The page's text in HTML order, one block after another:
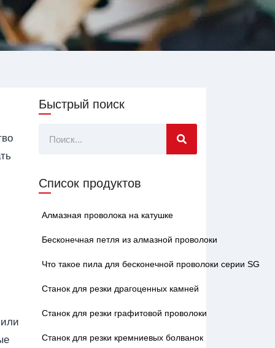
Быстрый поиск
Поиск
Список продуктов
Алмазная проволока на катушке
Бесконечная петля из алмазной проволоки
Что такое пила для бесконечной проволоки серии SG
Станок для резки драгоценных камней
Станок для резки графитовой проволоки
Станок для резки кремниевых болванок